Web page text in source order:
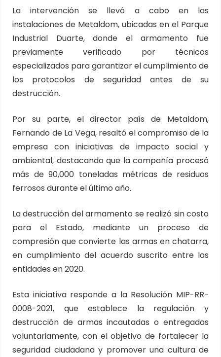
La intervención se llevó a cabo en las
instalaciones de Metaldom, ubicadas en el Parque
Industrial Duarte, donde el armamento fue
previamente verificado por técnicos
especializados para garantizar el cumplimiento de
los protocolos de seguridad antes de su
destrucción.
Por su parte, el director país de Metaldom,
Fernando de La Vega, resaltó el compromiso de la
empresa con iniciativas de impacto social y
ambiental, destacando que la compañía procesó
más de 90,000 toneladas métricas de residuos
ferrosos durante el último año.
La destrucción del armamento se realizó sin costo
para el Estado, mediante un proceso de
compresión que convierte las armas en chatarra,
en cumplimiento del acuerdo suscrito entre las
entidades en 2020.
Esta iniciativa responde a la Resolución MIP-RR-
0008-2021, que establece la regulación y
destrucción de armas incautadas o entregadas
voluntariamente, con el objetivo de fortalecer la
seguridad ciudadana y promover una cultura de